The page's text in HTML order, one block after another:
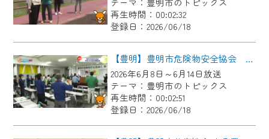
再生時間：00:02:32
登録日：2026/06/18
【豊明】豊明市危険物安全協会 令和８年度定期総会
2026年6月8日～6月14日放送
テーマ：豊明市のトピックス
再生時間：00:02:51
登録日：2026/06/18
◆当社アプリやＰＣブラウザから、いつ
でも・どこでも・外出先でも！
CCNetサービスエリア20市町の地域情報
番組をご視聴いただけます！
【ご注意】
2024年9月24日からはご加入者様へのサー
ビス向上のため、
『CCNet Web TV』を利用いただくには、